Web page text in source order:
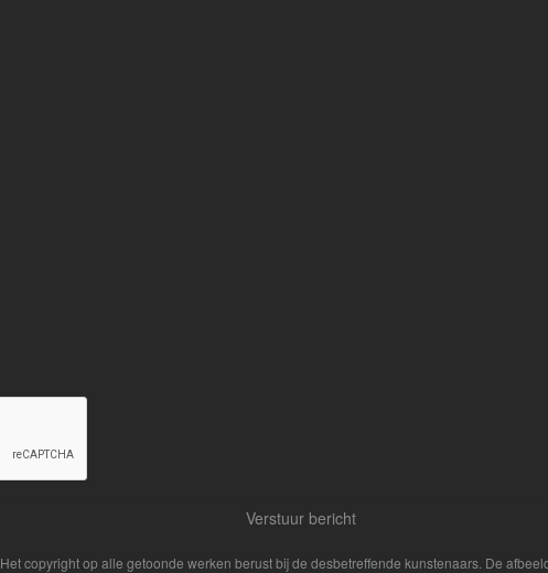
. Het copyright op alle getoonde werken berust bij de desbetreffende kunstenaars. De